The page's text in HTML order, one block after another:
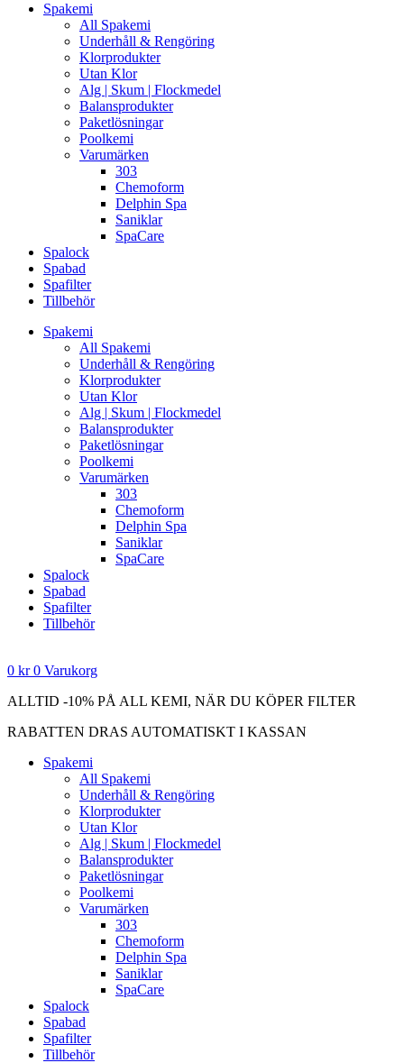
Spakemi
All Spakemi
Underhåll & Rengöring
Klorprodukter
Utan Klor
Alg | Skum | Flockmedel
Balansprodukter
Paketlösningar
Poolkemi
Varumärken
303
Chemoform
Delphin Spa
Saniklar
SpaCare
Spalock
Spabad
Spafilter
Tillbehör
Spakemi
All Spakemi
Underhåll & Rengöring
Klorprodukter
Utan Klor
Alg | Skum | Flockmedel
Balansprodukter
Paketlösningar
Poolkemi
Varumärken
303
Chemoform
Delphin Spa
Saniklar
SpaCare
Spalock
Spabad
Spafilter
Tillbehör
0 kr 0 Varukorg
ALLTID -10% PÅ ALL KEMI, NÄR DU KÖPER FILTER
RABATTEN DRAS AUTOMATISKT I KASSAN
Spakemi
All Spakemi
Underhåll & Rengöring
Klorprodukter
Utan Klor
Alg | Skum | Flockmedel
Balansprodukter
Paketlösningar
Poolkemi
Varumärken
303
Chemoform
Delphin Spa
Saniklar
SpaCare
Spalock
Spabad
Spafilter
Tillbehör